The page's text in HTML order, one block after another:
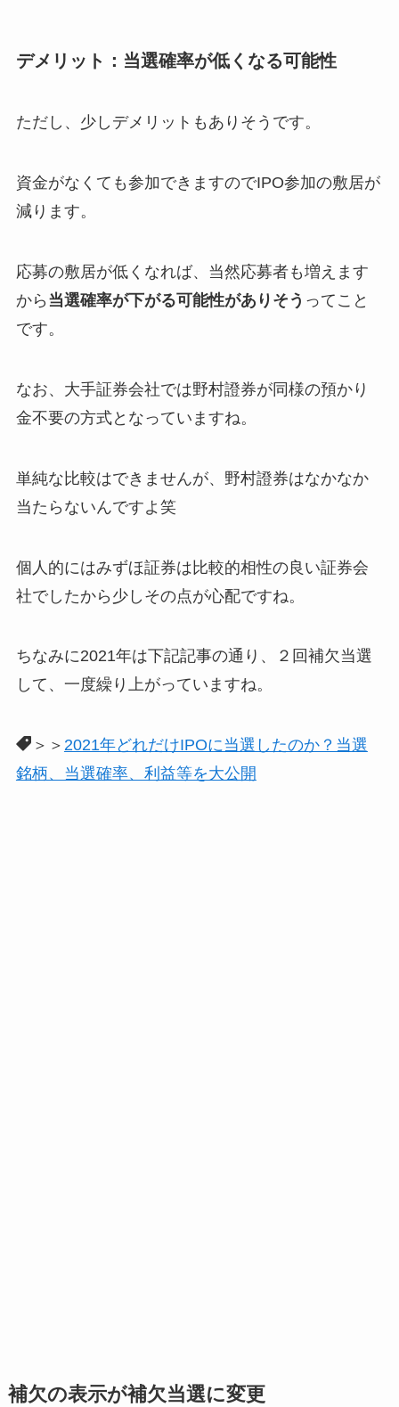
デメリット：当選確率が低くなる可能性
ただし、少しデメリットもありそうです。
資金がなくても参加できますのでIPO参加の敷居が
減ります。
応募の敷居が低くなれば、当然応募者も増えます
から 当選確率が下がる可能性がありそう ってこと
です。
なお、大手証券会社では野村證券が同様の預かり
金不要の方式となっていますね。
単純な比較はできませんが、野村證券はなかなか
当たらないんですよ笑
個人的にはみずほ証券は比較的相性の良い証券会
社でしたから少しその点が心配ですね。
ちなみに2021年は下記記事の通り、２回補欠当選
して、一度繰り上がっていますね。
＞＞ 2021年どれだけIPOに当選したのか？当選
銘柄、当選確率、利益等を大公開
補欠の表示が補欠当選に変更